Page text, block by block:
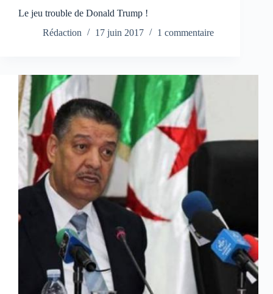
Le jeu trouble de Donald Trump !
Rédaction
17 juin 2017 1 commentaire